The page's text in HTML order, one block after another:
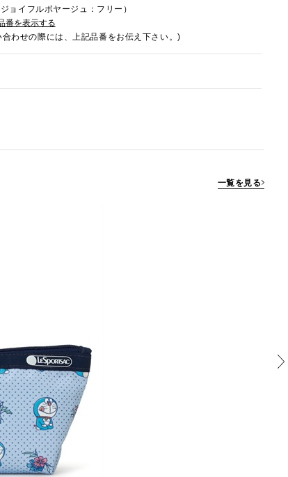
ョイフルボヤージュ：フリー）
番を表示する
合わせの際には、上記品番をお伝え下さい。)
一覧を見る